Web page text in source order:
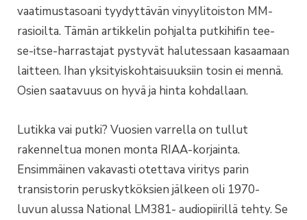
vaatimustasoani tyydyttävän vinyylitoiston MM-
rasioilta. Tämän artikkelin pohjalta putkihifin tee-
se-itse-harrastajat pystyvät halutessaan kasaamaan
laitteen. Ihan yksityiskohtaisuuksiin tosin ei mennä.
Osien saatavuus on hyvä ja hinta kohdallaan.
Lutikka vai putki? Vuosien varrella on tullut
rakenneltua monen monta RIAA-korjainta.
Ensimmäinen vakavasti otettava viritys parin
transistorin peruskytköksien jälkeen oli 1970-
luvun alussa National LM381- audiopiirillä tehty. Se